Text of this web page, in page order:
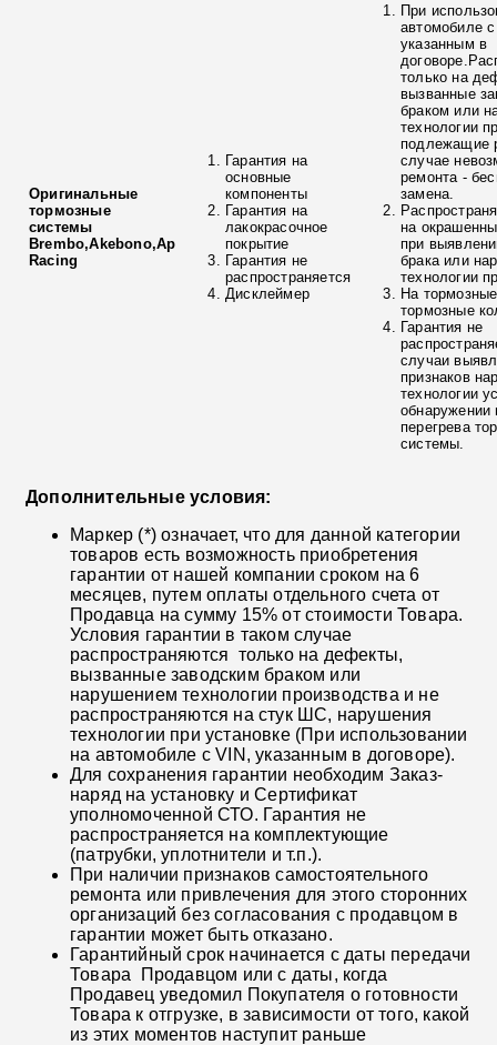
Оригинальные
тормозные
системы
Brembo,Akebono,Ap
Racing
Гарантия на
основные
компоненты
Гарантия на
лакокрасочное
покрытие
Гарантия не
распространяется
Дисклеймер
При
автомобиле
указанным в
только на
вызванные
браком или
технологии
подлежащие
случае
ремонта -
замена.
на
при
брака или
технологии
На
тормозные
Гарантия не
случаи
признаков
технологии
обнаружении
перегрева
системы.
Дополнительные условия:
Маркер (*) означает, что для данной категории
товаров есть возможность приобретения
гарантии от нашей компании сроком на 6
месяцев, путем оплаты отдельного счета от
Продавца на сумму 15% от стоимости Товара.
Условия гарантии в таком случае
распространяются только на дефекты,
вызванные заводским браком или
нарушением технологии производства и не
распространяются на стук ШС, нарушения
технологии при установке (При использовании
на автомобиле с VIN, указанным в договоре).
Для сохранения гарантии необходим Заказ-
наряд на установку и Сертификат
уполномоченной СТО. Гарантия не
распространяется на комплектующие
(патрубки, уплотнители и т.п.).
При наличии признаков самостоятельного
ремонта или привлечения для этого сторонних
организаций без согласования с продавцом в
гарантии может быть отказано.
Гарантийный срок начинается с даты передачи
Товара Продавцом или с даты, когда
Продавец уведомил Покупателя о готовности
Товара к отгрузке, в зависимости от того, какой
из этих моментов наступит раньше